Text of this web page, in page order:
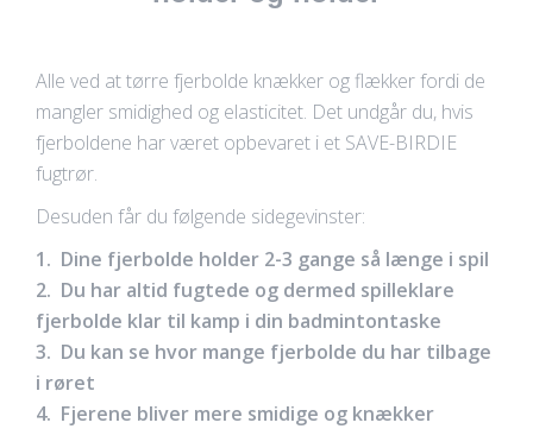
Alle ved at tørre fjerbolde knækker og flækker fordi de
mangler smidighed og elasticitet. Det undgår du, hvis
fjerboldene har været opbevaret i et SAVE-BIRDIE
fugtrør.
Desuden får du følgende sidegevinster:
1. Dine fjerbolde holder 2-3 gange så længe i spil
2. Du har altid fugtede og dermed spilleklare
fjerbolde klar til kamp i din badmintontaske
3. Du kan se hvor mange fjerbolde du har tilbage
i røret
4. Fjerene bliver mere smidige og knækker